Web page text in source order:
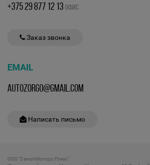
+375 29 877 12 13 ОФИС
Заказ звонка
EMAIL
AUTOZORGO@GMAIL.COM
Написать письмо
ООО "СалютМоторс Плюс"